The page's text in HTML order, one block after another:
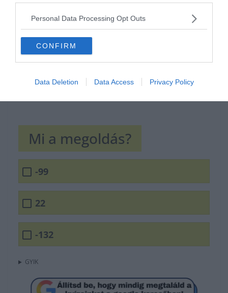
Personal Data Processing Opt Outs
CONFIRM
Data Deletion Data Access Privacy Policy
Mi a megoldás?
-99
22
-132
GYIK